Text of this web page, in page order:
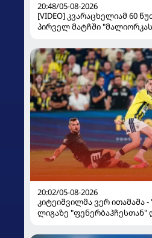
20:48/05-08-2026
[VIDEO] კვარაცხელიამ 60
პირველ მატჩში
20:02/05-08-2026
კიტეიშვილმა ვერ ითამაშა
ლიგაზე "ფენერბაჰჩესთან"